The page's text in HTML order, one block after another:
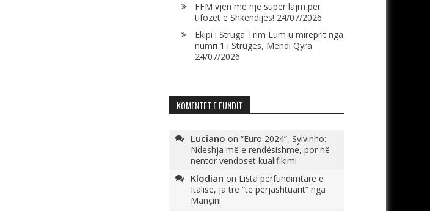
FFM vjen me një super lajm për
tifozët e Shkëndijës! 24/07/2026
Ekipi i Struga Trim Lum u mirëprit nga
numri 1 i Strugës, Mendi Qyra
24/07/2026
KOMENTET E FUNDIT
Luciano on “Euro 2024”, Sylvinho:
Ndeshja më e rëndësishme, por në
nëntor vendoset kualifikimi
Klodian on Lista përfundimtare e
Italisë, ja tre “të përjashtuarit” nga
Mançini